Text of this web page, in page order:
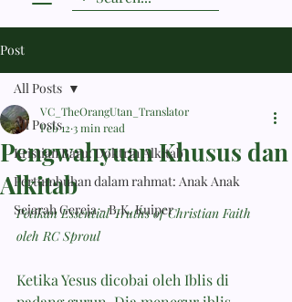
Post
All Posts
Kristian Baru: Doktrin Alkitab
Pertumbuhan dalam rahmat: Anak Anak
Sejarah Gereja - B.K. Kuiper
All Posts
Pengwahyuan Khusus dan
Alkitab
VC_TheOrangUtan_Translator
Feb 12 3 min read
Petikan Essential Truths of Christian Faith
oleh RC Sproul
Ketika Yesus dicobai oleh Iblis di